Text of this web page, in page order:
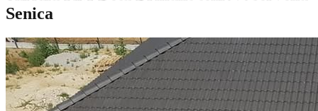
Senica